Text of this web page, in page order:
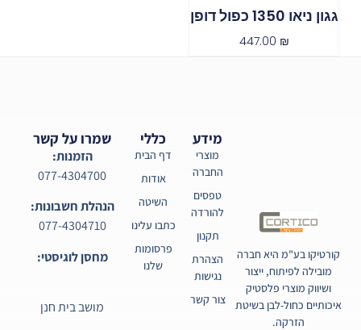
גגון ניאו 1350 כפול דופן
447.00 ₪
קורטיקו בע"מ היא חברה
מובילה לפיתוח, ייצור
ושיווק מוצרי פלסטיק
איכותיים כחול-לבן בשיטת
הזרקה.
כללי
דף הבית
אודות
השיטה
כתבו עלינו
פרסומות
שלנו
מידע
מוצרי
החברה
טפסים
להורדה
תקנון
הצהרת
נגישות
צור קשר
שמרו על קשר
הזמנות:
077-4304700
הנהלת חשבונות:
077-4304710
מחסן לוגיסטי:
מושב בית חנן